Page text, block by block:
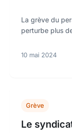
La grève du
perturbe plus
10 mai 2024
Grève
Le